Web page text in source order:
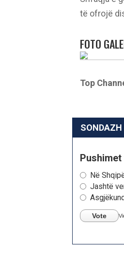
të ofrojë
FOTO
Top
SONDAZH
Në
Jashtë
Vote